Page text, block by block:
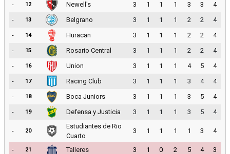
-
12 Newell's 3 1 1 1 3 3
4
-
13 Belgrano 3 1 1 1 2 2
4
-
14 Huracan 3 1 1 1 2 2
4
-
15 Rosario Central 3 1 1 1 2 2
4
-
16 Union 3 1 1 1 4 5
4
-
17 Racing Club 3 1 1 1 3 4
4
-
18 Boca Juniors 3 1 1 1 3 5
4
-
19 Defensa y Justicia 3 1 1 1 3 5 4
- 20
Estudiantes de Rio
Cuarto
3 1 1 1 1 3 4
- 21 Talleres 3 1 0 2 5 4
3